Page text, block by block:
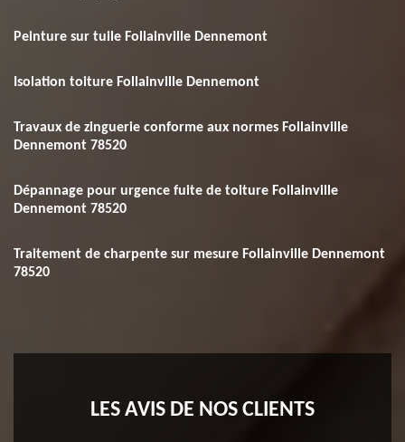
Peinture sur tuile Follainville Dennemont
Isolation toiture Follainville Dennemont
Travaux de zinguerie conforme aux normes Follainville
Dennemont 78520
Dépannage pour urgence fuite de toiture Follainville
Dennemont 78520
Traitement de charpente sur mesure Follainville Dennemont
78520
LES AVIS DE NOS CLIENTS